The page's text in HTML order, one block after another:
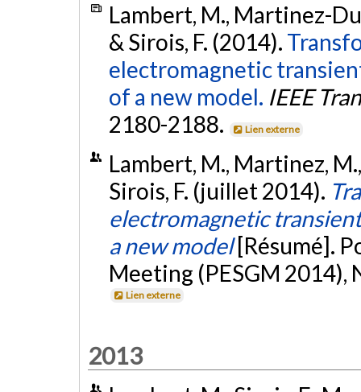
Lambert, M., Martinez-
& Sirois, F. (2014).
electromagnetic
of a new model. IEEE
2180-2188.
Lien externe
Lambert, M., Martinez,
Sirois, F. (juillet 2014).
electromagnetic
a new model [Résumé].
Meeting (PESGM 2014),
Lien externe
2013